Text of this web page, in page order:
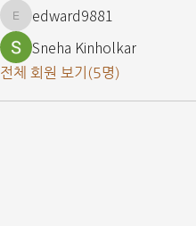
edward9881
edward9881
Sneha Kinholkar
전체 회원 보기(5명)